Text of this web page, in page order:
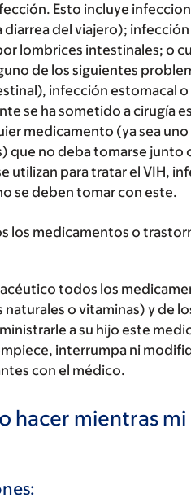
Esto incluye
diarrea del viajero);
lombrices intestinales; o
de los siguientes
infección estomacal o
se ha sometido a cirugía
medicamento (ya sea
que no deba tomarse
utilizan para tratar el VIH,
se deben tomar con este.
los medicamentos o
todos los
o vitaminas) y de
a su hijo este
interrumpa ni
con el médico.
hacer mientras